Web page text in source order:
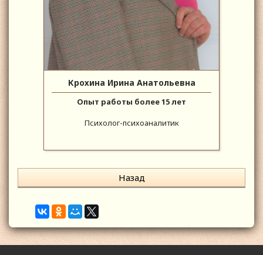
Крохина Ирина Анатольевна
Опыт работы более 15 лет
Психолог-психоаналитик
Назад